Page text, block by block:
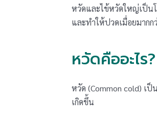
หวัดและไข้หวัดใหญ่เป็นโ
และทำให้ปวดเมื่อยมากก
หวัดคืออะไร?
หวัด (Common cold) เ
เกิดขึ้น